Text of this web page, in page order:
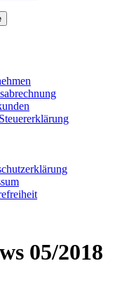
Steuererklärung
05/2018